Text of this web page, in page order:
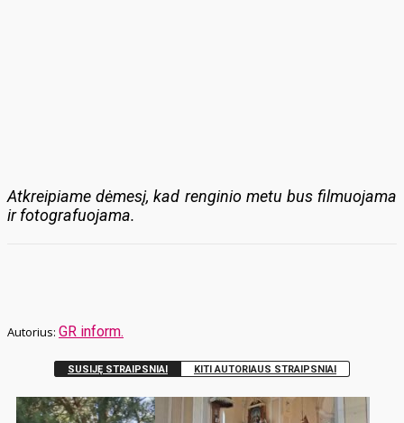
Atkreipiame dėmesį, kad renginio metu bus filmuojama
ir fotografuojama.
GR inform.
SUSIJĘ STRAIPSNIAI KITI AUTORIAUS STRAIPSNIAI